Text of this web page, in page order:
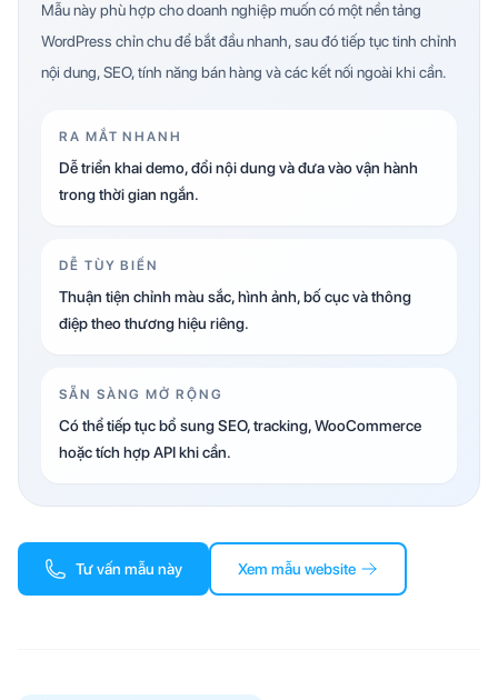
Mẫu này phù hợp cho doanh nghiệp muốn có một nền tảng
WordPress chỉn chu để bắt đầu nhanh, sau đó tiếp tục tinh chỉnh
nội dung, SEO, tính năng bán hàng và các kết nối ngoài khi cần.
RA MẮT NHANH
Dễ triển khai demo, đổi nội dung và đưa vào vận hành
trong thời gian ngắn.
DỄ TÙY BIẾN
Thuận tiện chỉnh màu sắc, hình ảnh, bố cục và thông
điệp theo thương hiệu riêng.
SẴN SÀNG MỞ RỘNG
Có thể tiếp tục bổ sung SEO, tracking, WooCommerce
hoặc tích hợp API khi cần.
Tư vấn mẫu này Xem mẫu website